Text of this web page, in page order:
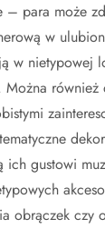
– para może
w
w nietypowej
Można również
gustowi
obrączek czy